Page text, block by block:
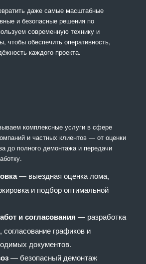
даже самые масштабные
и безопасные решения по
современную технику и
чтобы обеспечить оперативность,
каждого проекта.
комплексные услуги в сфере
и частных клиентов — от оценки
до полного демонтажа и передачи
— выездная оценка лома,
и подбор оптимальной
и согласования — разработка
графиков и
документов.
— безопасный демонтаж